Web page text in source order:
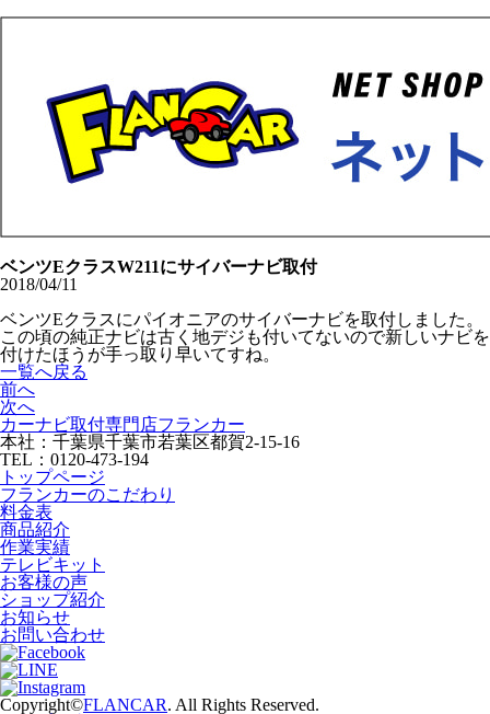
ベンツEクラスW211にサイバーナビ取付
2018/04/11
ベンツEクラスにパイオニアのサイバーナビを取付しました。
この頃の純正ナビは古く地デジも付いてないので新しいナビを
付けたほうが手っ取り早いてすね。
一覧へ戻る
前へ
次へ
カーナビ取付専⾨店フランカー
本社：千葉県千葉市若葉区都賀2-15-16
TEL：0120-473-194
トップページ
フランカーのこだわり
料金表
商品紹介
作業実績
テレビキット
お客様の声
ショップ紹介
お知らせ
お問い合わせ
Copyright©FLANCAR. All Rights Reserved.